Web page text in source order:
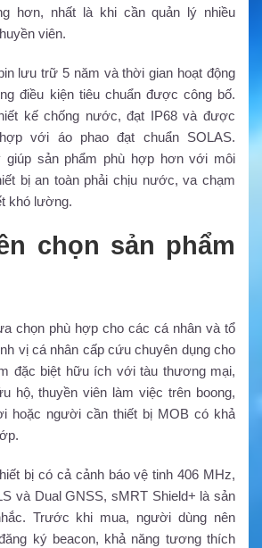
hơn, nhất là khi cần quản lý nhiều
viên.
lưu trữ 5 năm và thời gian hoạt động
điều kiện tiêu chuẩn được công bố.
kế chống nước, đạt IP68 và được
với áo phao đạt chuẩn SOLAS.
giúp sản phẩm phù hợp hơn với môi
bị an toàn phải chịu nước, va chạm
khó lường.
chọn sản phẩm
chọn phù hợp cho các cá nhân và tổ
vị cá nhân cấp cứu chuyên dụng cho
đặc biệt hữu ích với tàu thương mại,
hộ, thuyền viên làm việc trên boong,
hoặc người cần thiết bị MOB có khả
bị có cả cảnh báo vệ tinh 406 MHz,
và Dual GNSS, sMRT Shield+ là sản
Trước khi mua, người dùng nên
ký beacon, khả năng tương thích